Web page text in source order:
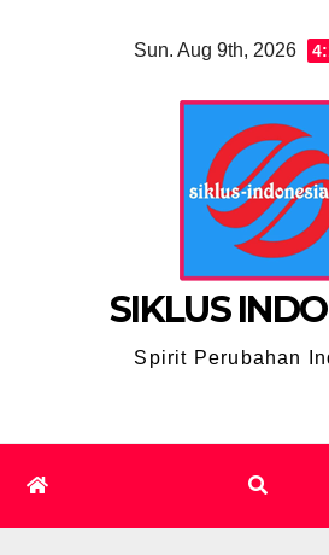
Sun. Aug 9th, 2026
SIKLUS
Spirit Perubahan